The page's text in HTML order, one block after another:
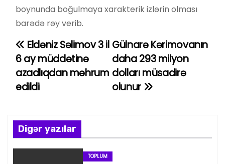
boynunda boğulmaya xarakterik izlərin olması
barədə rəy verib.
Y
a
z
n
a
Gülnarə Kərimovanın
daha 293 milyon
dolları müsadirə
olunur
Eldəniz Səlimov 3 il
6 ay müddətinə
azadlıqdan məhrum
edildi
Digər yazılar
TOPLUM